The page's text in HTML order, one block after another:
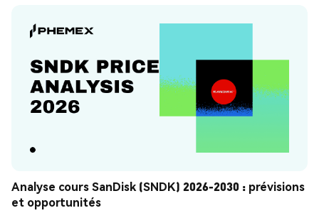
Analyse cours SanDisk (SNDK) 2026-2030 : prévisions
et opportunités